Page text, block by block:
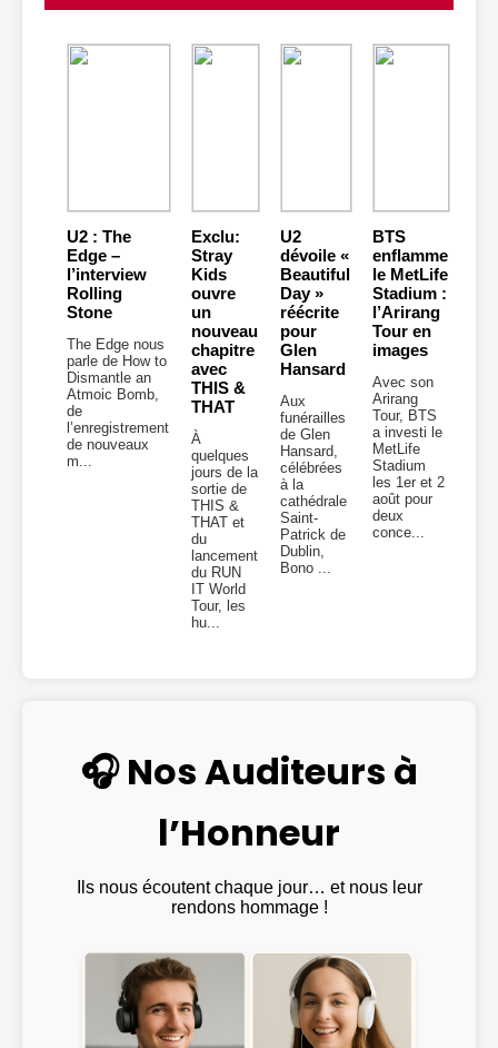
U2 : The
Edge –
l’interview
Rolling
Stone
The Edge nous
parle de How to
Dismantle an
Atmoic Bomb,
de
l’enregistrement
de nouveaux
m...
Exclu:
Stray
Kids
ouvre
un
nouveau
chapitre
avec
THIS &
THAT
À
quelques
jours de la
sortie de
THIS &
THAT et
du
lancement
du RUN
IT World
Tour, les
hu...
U2
dévoile «
Beautiful
Day »
réécrite
pour
Glen
Hansard
Aux
funérailles
de Glen
Hansard,
célébrées
à la
cathédrale
Saint-
Patrick de
Dublin,
Bono ...
BTS
enflamme
le MetLife
Stadium :
l’Arirang
Tour en
images
Avec son
Arirang
Tour, BTS
a investi le
MetLife
Stadium
les 1er et 2
août pour
deux
conce...
🎧 Nos Auditeurs à
l’Honneur
Ils nous écoutent chaque jour… et nous leur
rendons hommage !